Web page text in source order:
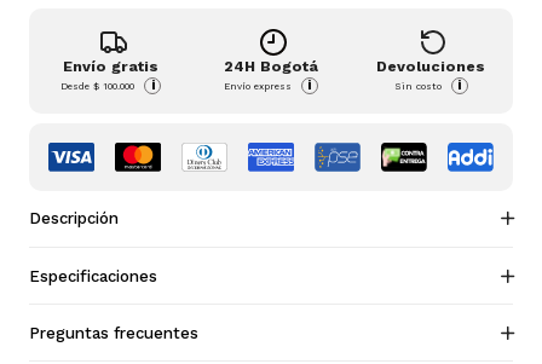
Envío gratis
Desde$ 100.000 i
24H Bogotá
Envío express i
Devoluciones
Sin costo i
Descripción
Especificaciones
Preguntas frecuentes